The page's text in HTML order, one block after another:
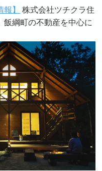
】
株式会社ツチクラ住
飯綱町の不動産を中心に